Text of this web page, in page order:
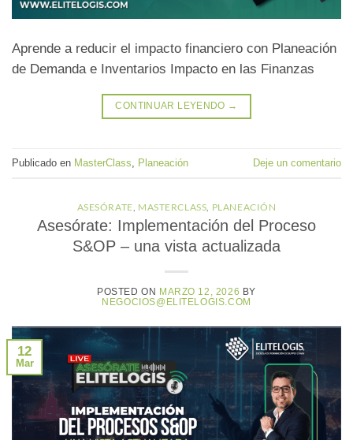
Aprende a reducir el impacto financiero con Planeación
de Demanda e Inventarios Impacto en las Finanzas
CONTINUAR LEYENDO →
Publicado en MasterClass Planeación Deje un comentario
ASESÓRATE MASTERCLASS PLANEACIÓN
Asesórate: Implementación del Proceso
S&OP – una vista actualizada
POSTED ON MARZO 12, 2026 BY
NEGOCIOS@ELITELOGIS.COM
12
Mar